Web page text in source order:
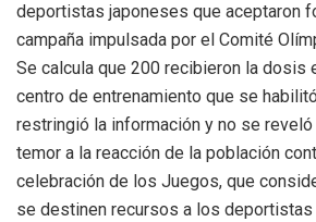
deportistas japoneses que aceptaron
campaña impulsada por el Comité
Se calcula que 200 recibieron la dosis
centro de entrenamiento que se
restringió la información y no se
temor a la reacción de la población
celebración de los Juegos, que
se destinen recursos a los deportistas